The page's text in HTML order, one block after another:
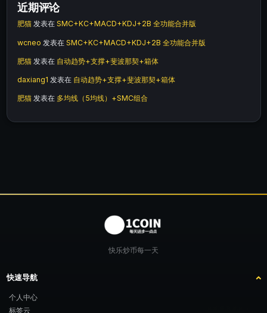
近期评论
肥猫 发表在 SMC+KC+MACD+KDJ+2B 全功能合并版
wcneo 发表在 SMC+KC+MACD+KDJ+2B 全功能合并版
肥猫 发表在 自动趋势+支撑+斐波那契+箱体
daxiang1 发表在 自动趋势+支撑+斐波那契+箱体
肥猫 发表在 多均线（5均线）+SMC组合
快乐炒币每一天
快速导航
个人中心
标签云